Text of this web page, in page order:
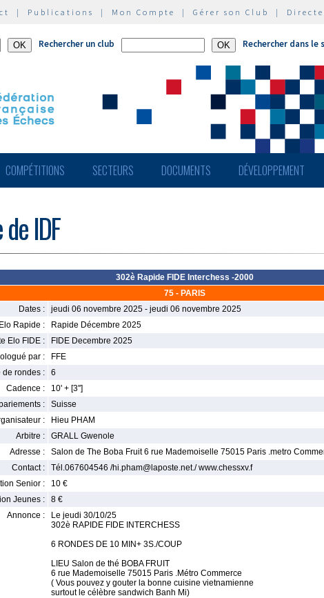
| Publications | Mon Compte | Gérer son Club |
Rechercher un club Rechercher dans le
COMPÉTITIONS SECTEURS DOCUMENTS DÉVELOPPEMENT
IDF
302è Rapide FIDE Interchess -2000
75 - PARIS
Dates :
jeudi 06 novembre 2025 - jeudi 06 novembre 2025
Rapide :
Rapide Décembre 2025
Elo FIDE :
FIDE Decembre 2025
par :
FFE
de rondes :
6
Cadence :
10' + [3'']
:
Suisse
:
Hieu PHAM
Arbitre :
GRALL Gwenole
Adresse :
Salon de The Boba Fruit 6 rue Mademoiselle 75015 Paris .metro
Contact :
Tél.067604546 /hi.pham@laposte.net./ www.chessxv.f
Senior :
10 €
Jeunes :
8 €
Annonce :
Le jeudi 30/10/25
302è RAPIDE FIDE INTERCHESS
6 RONDES DE 10 MIN+ 3S./COUP
LIEU Salon de thé BOBA FRUIT
6 rue Mademoiselle 75015 Paris .Métro Commerce
( Vous pouvez y gouter la bonne cuisine vietnamienne
surtout le célèbre sandwich Banh Mi)